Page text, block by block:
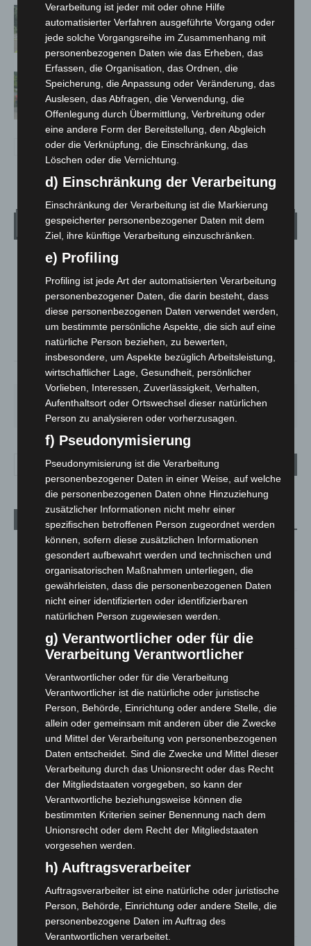
Brand im „Haus der Begegnung“ in
Neuwarmbüchen schnell eingedämmt
Region Hannover: 21 neue
Notfallsanitäter starten beim Roten
Kreuz
Wetter
LANGENHAGEN
Mäßig Bewölkt
27.1°C
36% 1.8m/s 36%
SO.
33°
MO.
27° 24° 27°
Aktuelle Beiträge
Kunst trifft Weingenuss: Barbara-Susann Mehring zeigt ihre
Werke im Jacques’ Wein-Depot Isernhagen
8. August 2026
A2: Zweite Turbobaustelle startet zwischen Hannover-West
und Bothfeld
8. August 2026
Niedersachsen: Feuerwehrkräfte kehren nach
Waldbrandeinsatz aus Spanien zurück
7. August 2026
Hannover: Erste Tigermücken-Population in Niedersachsen
entdeckt
7. August 2026
Brand im „Haus der Begegnung“ in Neuwarmbüchen schnell
eingedämmt
Region Hannover: 21 neue Notfallsanitäter starten beim
Roten Kreuz
5. August 2026
Mann läuft mit Hockeyschläger über A7 – Polizei sucht
Zeugen
5. August 2026
Verarbeitung ist jeder mit oder ohne Hilfe
automatisierter Verfahren ausgeführte Vorgang oder
jede solche Vorgangsreihe im Zusammenhang mit
personenbezogenen Daten wie das Erheben, das
Erfassen, die Organisation, das Ordnen, die
Speicherung, die Anpassung oder Veränderung, das
Auslesen, das Abfragen, die Verwendung, die
Offenlegung durch Übermittlung, Verbreitung oder
eine andere Form der Bereitstellung, den Abgleich
oder die Verknüpfung, die Einschränkung, das
Löschen oder die Vernichtung.
d) Einschränkung der Verarbeitung
Einschränkung der Verarbeitung ist die Markierung
gespeicherter personenbezogener Daten mit dem
Ziel, ihre künftige Verarbeitung einzuschränken.
e) Profiling
Profiling ist jede Art der automatisierten Verarbeitung
personenbezogener Daten, die darin besteht, dass
diese personenbezogenen Daten verwendet werden,
um bestimmte persönliche Aspekte, die sich auf eine
natürliche Person beziehen, zu bewerten,
insbesondere, um Aspekte bezüglich Arbeitsleistung,
wirtschaftlicher Lage, Gesundheit, persönlicher
Vorlieben, Interessen, Zuverlässigkeit, Verhalten,
Aufenthaltsort oder Ortswechsel dieser natürlichen
Person zu analysieren oder vorherzusagen.
f) Pseudonymisierung
Pseudonymisierung ist die Verarbeitung
personenbezogener Daten in einer Weise, auf welche
die personenbezogenen Daten ohne Hinzuziehung
zusätzlicher Informationen nicht mehr einer
spezifischen betroffenen Person zugeordnet werden
können, sofern diese zusätzlichen Informationen
gesondert aufbewahrt werden und technischen und
organisatorischen Maßnahmen unterliegen, die
gewährleisten, dass die personenbezogenen Daten
nicht einer identifizierten oder identifizierbaren
natürlichen Person zugewiesen werden.
g) Verantwortlicher oder für die
Verarbeitung Verantwortlicher
Verantwortlicher oder für die Verarbeitung
Verantwortlicher ist die natürliche oder juristische
Person, Behörde, Einrichtung oder andere Stelle, die
allein oder gemeinsam mit anderen über die Zwecke
und Mittel der Verarbeitung von personenbezogenen
Daten entscheidet. Sind die Zwecke und Mittel dieser
Verarbeitung durch das Unionsrecht oder das Recht
der Mitgliedstaaten vorgegeben, so kann der
Verantwortliche beziehungsweise können die
bestimmten Kriterien seiner Benennung nach dem
Unionsrecht oder dem Recht der Mitgliedstaaten
vorgesehen werden.
h) Auftragsverarbeiter
Auftragsverarbeiter ist eine natürliche oder juristische
Person, Behörde, Einrichtung oder andere Stelle, die
personenbezogene Daten im Auftrag des
Verantwortlichen verarbeitet.